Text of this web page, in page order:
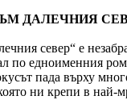
ДАЛЕЧНИЯ
север“ е
по едноименния
пада върху
ни крепи в най-